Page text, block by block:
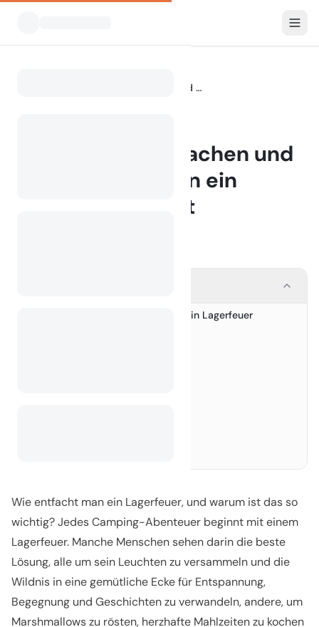
Wie man in 5 einfachen und sicheren Schritten ein Lagerfeuer macht
Wie man in 5 einfachen und
sicheren Schritten ein
Lagerfeuer macht
Campfire and Safety: Wie man ein Lagerfeuer
Wie entfacht man ein Lagerfeuer, und warum ist das so
wichtig? Jedes Camping-Abenteuer beginnt mit einem
Lagerfeuer. Manche Menschen sehen darin die beste
Lösung, alle um sein Leuchten zu versammeln und die
Wildnis in eine gemütliche Ecke für Entspannung,
Begegnung und Geschichten zu verwandeln, andere, um
Marshmallows zu rösten, herzhafte Mahlzeiten zu kochen